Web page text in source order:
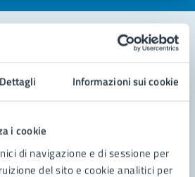
Dettagli Informazioni sui cookie
i cookie
di navigazione e di sessione per
del sito e cookie analitici per
frequenti